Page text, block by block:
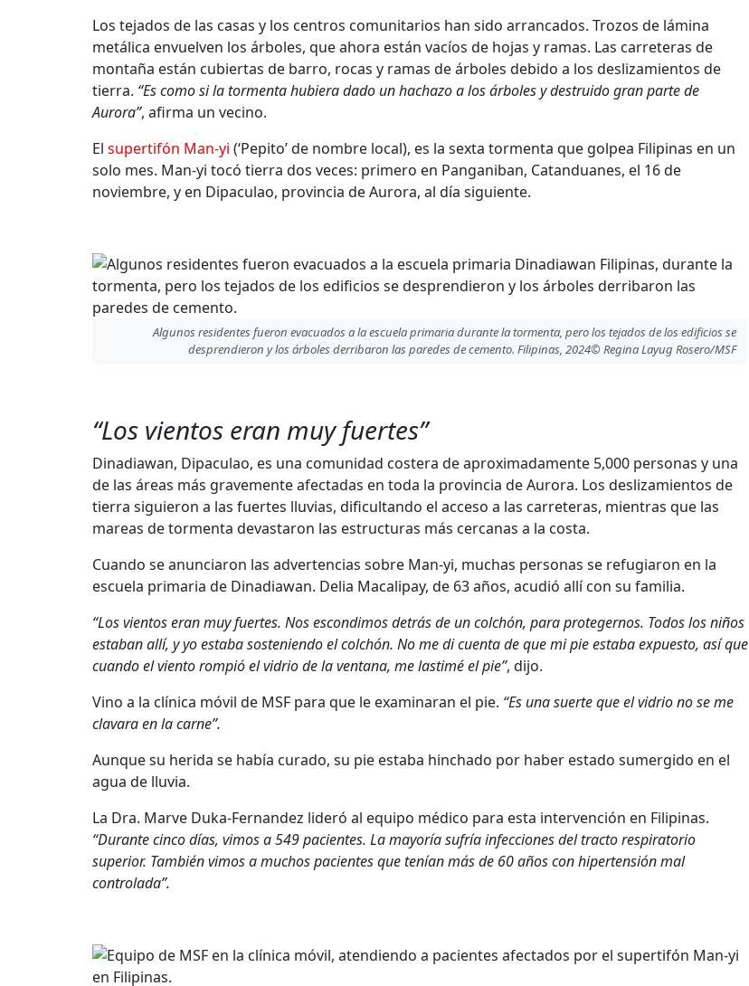
Los tejados de las casas y los centros comunitarios han sido arrancados. Trozos de lámina
metálica envuelven los árboles, que ahora están vacíos de hojas y ramas. Las carreteras de
montaña están cubiertas de barro, rocas y ramas de árboles debido a los deslizamientos de
tierra. “Es como si la tormenta hubiera dado un hachazo a los árboles y destruido gran parte de
Aurora”, afirma un vecino.
El supertifón Man-yi (‘Pepito’ de nombre local), es la sexta tormenta que golpea Filipinas en un
solo mes. Man-yi tocó tierra dos veces: primero en Panganiban, Catanduanes, el 16 de
noviembre, y en Dipaculao, provincia de Aurora, al día siguiente.
Algunos residentes fueron evacuados a la escuela primaria durante la tormenta, pero los tejados de los edificios se
desprendieron y los árboles derribaron las paredes de cemento. Filipinas, 2024© Regina Layug Rosero/MSF
“Los vientos eran muy fuertes”
Dinadiawan, Dipaculao, es una comunidad costera de aproximadamente 5,000 personas y una
de las áreas más gravemente afectadas en toda la provincia de Aurora. Los deslizamientos de
tierra siguieron a las fuertes lluvias, dificultando el acceso a las carreteras, mientras que las
mareas de tormenta devastaron las estructuras más cercanas a la costa.
Cuando se anunciaron las advertencias sobre Man-yi, muchas personas se refugiaron en la
escuela primaria de Dinadiawan. Delia Macalipay, de 63 años, acudió allí con su familia.
“Los vientos eran muy fuertes. Nos escondimos detrás de un colchón, para protegernos. Todos los niños
estaban allí, y yo estaba sosteniendo el colchón. No me di cuenta de que mi pie estaba expuesto, así que
cuando el viento rompió el vidrio de la ventana, me lastimé el pie”, dijo.
Vino a la clínica móvil de MSF para que le examinaran el pie. “Es una suerte que el vidrio no se me
clavara en la carne”.
Aunque su herida se había curado, su pie estaba hinchado por haber estado sumergido en el
agua de lluvia.
La Dra. Marve Duka-Fernandez lideró al equipo médico para esta intervención en Filipinas.
“Durante cinco días, vimos a 549 pacientes. La mayoría sufría infecciones del tracto respiratorio
superior. También vimos a muchos pacientes que tenían más de 60 años con hipertensión mal
controlada”.